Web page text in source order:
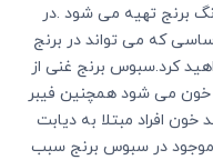
برنج تهیه می شود .در
که می تواند در برنج
کرد.سبوس برنج غنی از
می شود همچنین فیبر
افراد مبتلا به دیابت
موجود در سبوس برنج سبب